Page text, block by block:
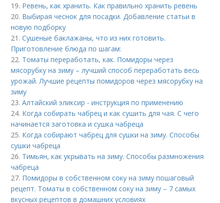
19. Ревень, как хранить. Как правильно хранить ревень
20. Выбирая чеснок для посадки. Добавление статьи в
новую подборку
21.Сушеные баклажаны, что из них готовить.
Приготовление блюда по шагам:
22. Томаты переработать, как. Помидоры через
мясорубку на зиму – лучший способ переработать весь
урожай. Лучшие рецепты помидоров через мясорубку на
зиму
23.Алтайский эликсир - инструкция по применению
24. Когда собирать чабрец и как сушить для чая. С чего
начинается заготовка и сушка чабреца
25. Когда собирают чабрец для сушки на зиму. Способы
сушки чабреца
26. Тимьян, как укрывать на зиму. Способы размножения
чабреца
27. Помидоры в собственном соку на зиму пошаговый
рецепт. Томаты в собственном соку на зиму – 7 самых
вкусных рецептов в домашних условиях